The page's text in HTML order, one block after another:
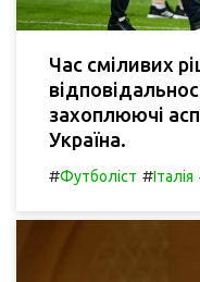
Час сміливих
захоплюючі
Україна.
#Футболіст #Італія